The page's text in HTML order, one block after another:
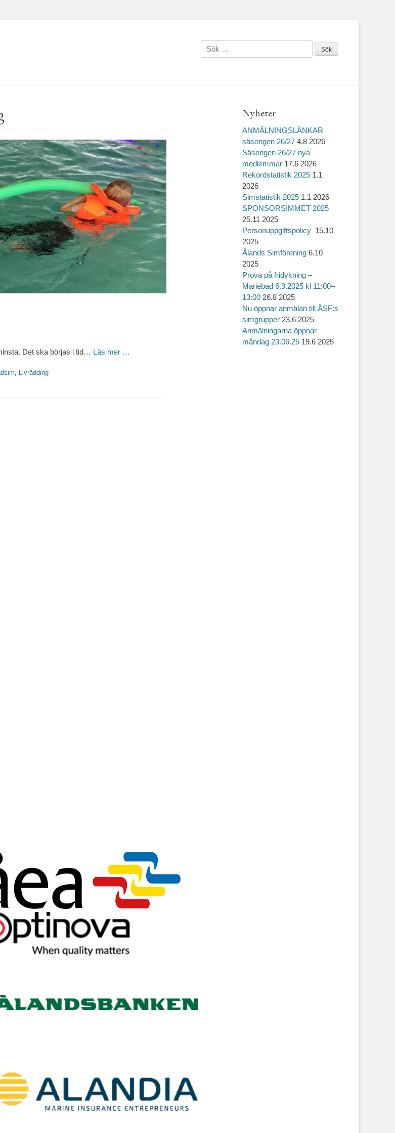
Sök
efter:
Det ska börjas i tid… Läs mer …
Livrädding
Nyheter
ANMÄLNINGSLÄNKAR
säsongen 26/27 4.8 2026
Säsongen 26/27 nya
medlemmar 17.6 2026
Rekordstatistik 2025 1.1
2026
Simstatistik 2025 1.1 2026
SPONSORSIMMET 2025
25.11 2025
Personuppgiftspolicy 15.10
2025
Ålands Simförening 6.10
2025
Prova på fridykning –
Mariebad 6.9.2025 kl 11:00–
13:00 26.8 2025
Nu öppnar anmälan till ÅSF:s
simgrupper 23.6 2025
Anmälningarna öppnar
måndag 23.06.25 19.6 2025